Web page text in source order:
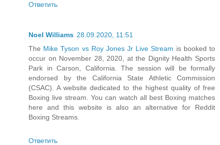
Ответить
Noel Williams 28.09.2020, 11:51
The Mike Tyson vs Roy Jones Jr Live Stream is booked to
occur on November 28, 2020, at the Dignity Health Sports
Park in Carson, California. The session will be formally
endorsed by the California State Athletic Commission
(CSAC). A website dedicated to the highest quality of free
Boxing live stream. You can watch all best Boxing matches
here and this website is also an alternative for Reddit
Boxing Streams.
Ответить